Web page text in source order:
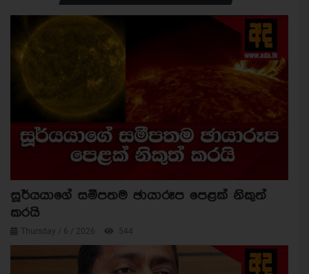
සූර්යයාගේ සමීපතම ඡායාරූප පෙළක් නිකුත්
කරයි
Thursday / 6 / 2026 544